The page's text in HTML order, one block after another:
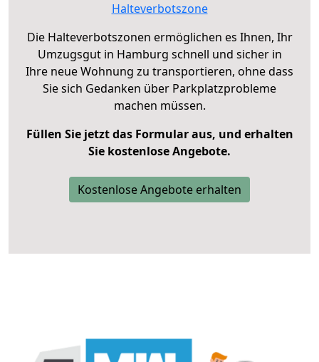
Halteverbotszone
Die Halteverbotszonen ermöglichen es Ihnen, Ihr
Umzugsgut in Hamburg schnell und sicher in
Ihre neue Wohnung zu transportieren, ohne dass
Sie sich Gedanken über Parkplatzprobleme
machen müssen.
Füllen Sie jetzt das Formular aus, und erhalten
Sie kostenlose Angebote.
Kostenlose Angebote erhalten